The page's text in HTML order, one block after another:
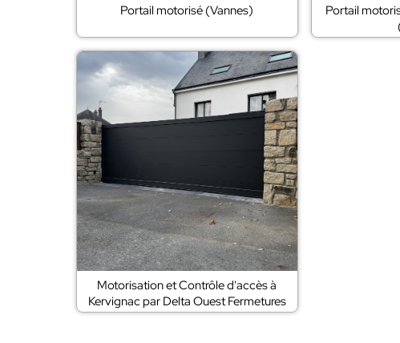
Portail motorisé (Vannes)
Portail
Motorisation et Contrôle d'accès à
Kervignac par Delta Ouest Fermetures